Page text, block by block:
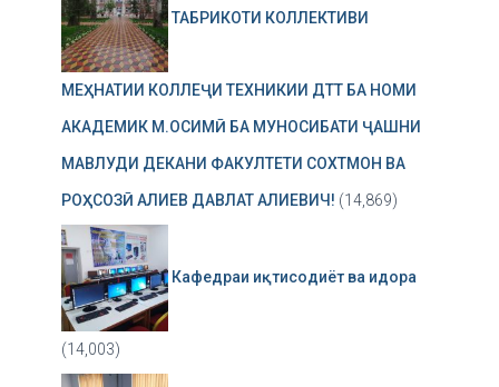
ТАБРИКОТИ КОЛЛЕКТИВИ
МЕҲНАТИИ КОЛЛЕҶИ ТЕХНИКИИ ДТТ БА НОМИ
АКАДЕМИК М.ОСИМӢ БА МУНОСИБАТИ ҶАШНИ
МАВЛУДИ ДЕКАНИ ФАКУЛТЕТИ СОХТМОН ВА
РОҲСОЗӢ АЛИЕВ ДАВЛАТ АЛИЕВИЧ! (14,869)
Кафедраи иқтисодиёт ва идора
(14,003)